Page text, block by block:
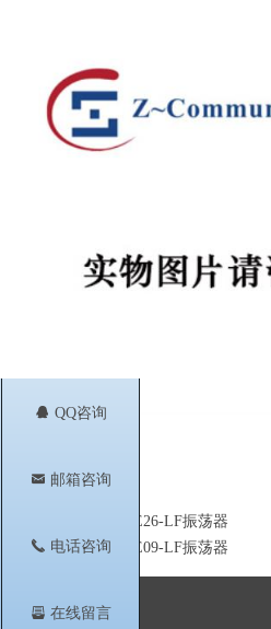
뀩 QQ咨询
낂 邮箱咨询
끅 电话咨询
뀣 在线留言
V950ME26-LF振荡器
后一个： V950ME09-LF振荡器